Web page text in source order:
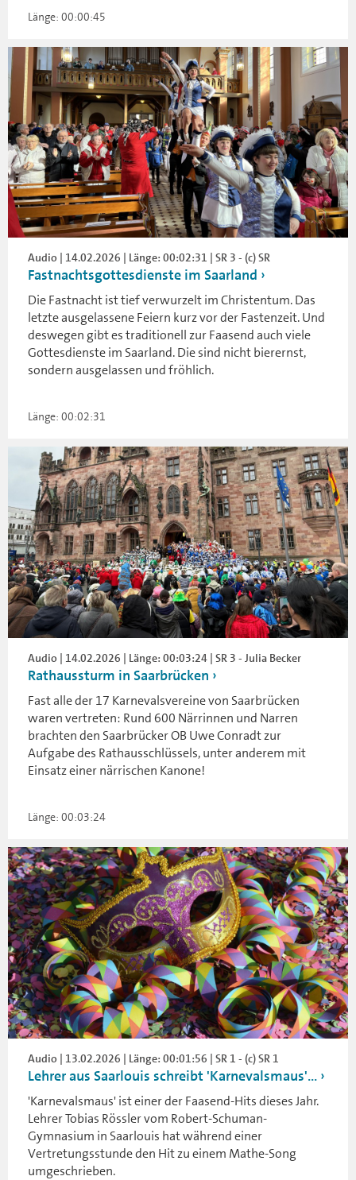
Länge: 00:00:45
Audio | 14.02.2026 | Länge: 00:02:31 | SR 3 - (c) SR
Fastnachtsgottesdienste im Saarland
Die Fastnacht ist tief verwurzelt im Christentum. Das
letzte ausgelassene Feiern kurz vor der Fastenzeit. Und
deswegen gibt es traditionell zur Faasend auch viele
Gottesdienste im Saarland. Die sind nicht bierernst,
sondern ausgelassen und fröhlich.
Länge: 00:02:31
Audio | 14.02.2026 | Länge: 00:03:24 | SR 3 - Julia Becker
Rathaussturm in Saarbrücken
Fast alle der 17 Karnevalsvereine von Saarbrücken
waren vertreten: Rund 600 Närrinnen und Narren
brachten den Saarbrücker OB Uwe Conradt zur
Aufgabe des Rathausschlüssels, unter anderem mit
Einsatz einer närrischen Kanone!
Länge: 00:03:24
Audio | 13.02.2026 | Länge: 00:01:56 | SR 1 - (c) SR 1
Lehrer aus Saarlouis schreibt 'Karnevalsmaus'...
'Karnevalsmaus' ist einer der Faasend-Hits dieses Jahr.
Lehrer Tobias Rössler vom Robert-Schuman-
Gymnasium in Saarlouis hat während einer
Vertretungsstunde den Hit zu einem Mathe-Song
umgeschrieben.